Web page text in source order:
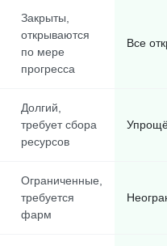
Закрыты,
открываются
по мере
прогресса
Все
Долгий,
требует сбора
ресурсов
Ограниченные,
требуется
фарм